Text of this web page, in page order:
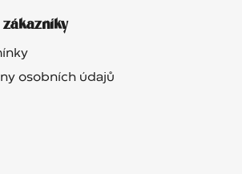
osobních údajů